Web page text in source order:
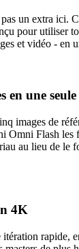
un extra ici.
pour utiliser
et vidéo - en
en une
images de
Omni Flash les
au lieu de le
4K
rapide,